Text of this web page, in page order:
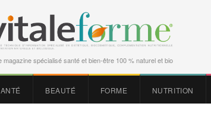
magazine spécialisé santé et bien-être 100 % naturel et bio
BEAUTÉ FORME NUTRITION